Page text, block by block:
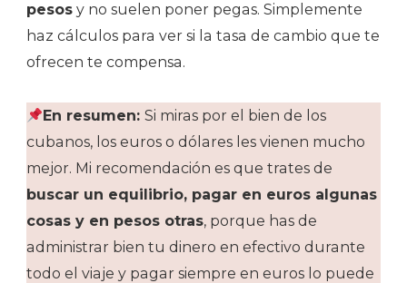
pesos y no suelen poner pegas. Simplemente
haz cálculos para ver si la tasa de cambio que te
ofrecen te compensa.
En resumen:Si miras por el bien de los
cubanos, los euros o dólares les vienen mucho
mejor. Mi recomendación es que trates de
buscar un equilibrio, pagar en euros algunas
cosas y en pesos otras, porque has de
administrar bien tu dinero en efectivo durante
todo el viaje y pagar siempre en euros lo puede